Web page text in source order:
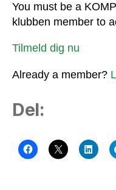
You must be a
klubben member to
Tilmeld dig nu
Already a member?
Del: